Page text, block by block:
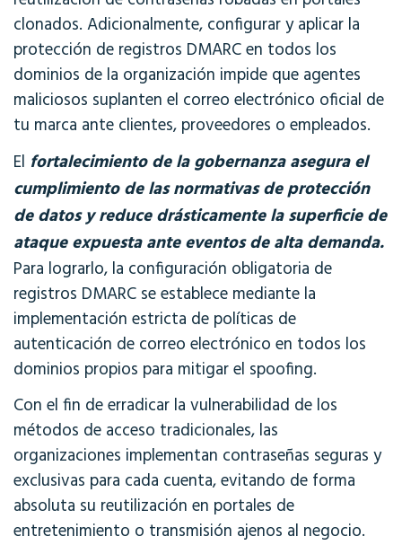
clonados. Adicionalmente, configurar y aplicar la
protección de registros DMARC en todos los
dominios de la organización impide que agentes
maliciosos suplanten el correo electrónico oficial de
tu marca ante clientes, proveedores o empleados.
El fortalecimiento de la gobernanza asegura el
cumplimiento de las normativas de protección
de datos y reduce drásticamente la superficie de
ataque expuesta ante eventos de alta demanda.
Para lograrlo, la configuración obligatoria de
registros DMARC se establece mediante la
implementación estricta de políticas de
autenticación de correo electrónico en todos los
dominios propios para mitigar el spoofing.
Con el fin de erradicar la vulnerabilidad de los
métodos de acceso tradicionales, las
organizaciones implementan contraseñas seguras y
exclusivas para cada cuenta, evitando de forma
absoluta su reutilización en portales de
entretenimiento o transmisión ajenos al negocio.